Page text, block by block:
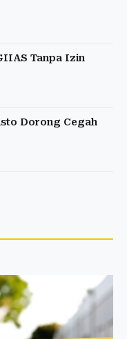
Tanpa Izin
Dorong Cegah